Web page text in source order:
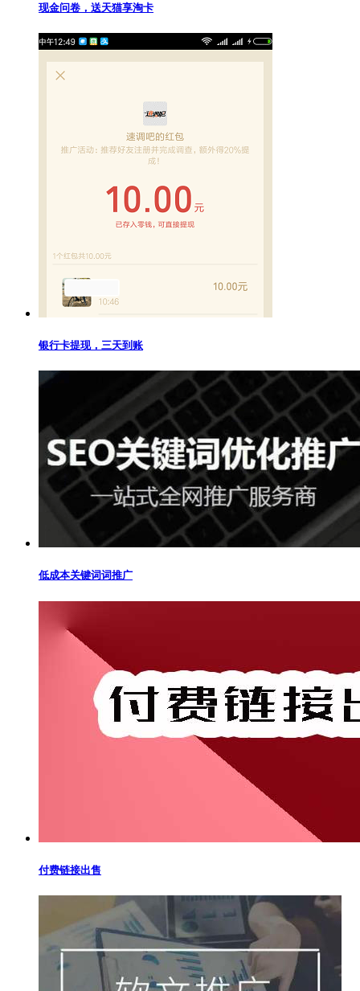
现金问卷，送天猫享淘卡
银行卡提现，三天到账
低成本关键词词推广
付费链接出售